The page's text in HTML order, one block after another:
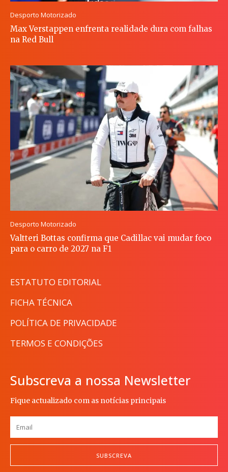
Desporto Motorizado
Max Verstappen enfrenta realidade dura com falhas
na Red Bull
Desporto Motorizado
Valtteri Bottas confirma que Cadillac vai mudar foco
para o carro de 2027 na F1
ESTATUTO EDITORIAL
FICHA TÉCNICA
POLÍTICA DE PRIVACIDADE
TERMOS E CONDIÇÕES
Subscreva a nossa Newsletter
Fique actualizado com as notícias principais
SUBSCREVA